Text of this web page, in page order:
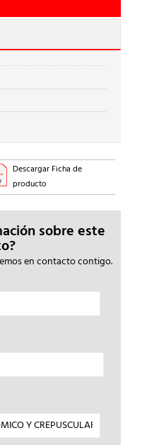
Descargar Ficha de
producto
sobre este
en contacto contigo.